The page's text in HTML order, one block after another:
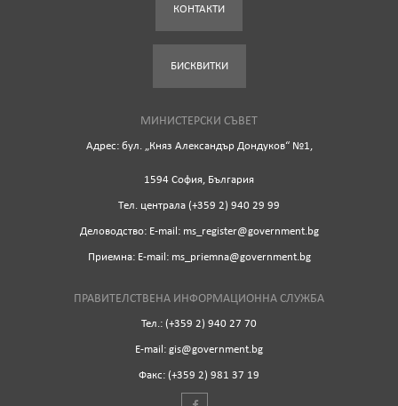
КОНТАКТИ
БИСКВИТКИ
МИНИСТЕРСКИ СЪВЕТ
Адрес: бул. „Княз Александър Дондуков“ №1,
1594 София, България
Tел. централа (+359 2) 940 29 99
Деловодство: Е-mail: ms_register@government.bg
Приемна: Е-mail: ms_priemna@government.bg
ПРАВИТЕЛСТВЕНА ИНФОРМАЦИОННА СЛУЖБА
Тел.: (+359 2) 940 27 70
Е-mail: gis@government.bg
Факс: (+359 2) 981 37 19